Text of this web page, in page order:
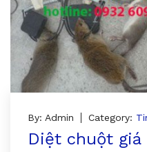
By: Admin Category:
Diệt chuột giá